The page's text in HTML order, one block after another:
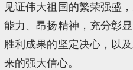
见证伟大祖国的繁荣强盛
能力、昂扬精神，充分彰
胜利成果的坚定决心，以
来的强大信心。